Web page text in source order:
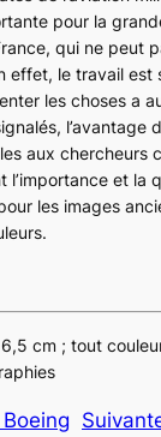
pour la
qui ne peut
effet, le travail est
les choses a
l’avantage
aux chercheurs
l’importance et la
les images
cm ; tout
Boeing